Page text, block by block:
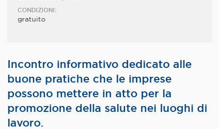
CONDIZIONI:
gratuito
Incontro informativo dedicato alle
buone pratiche che le imprese
possono mettere in atto per la
promozione della salute nei luoghi di
lavoro.